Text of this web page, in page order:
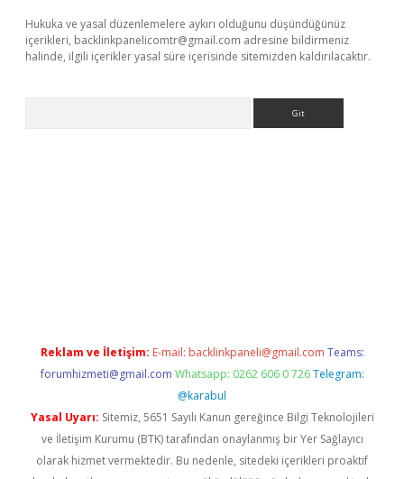
Hukuka ve yasal düzenlemelere aykırı olduğunu düşündüğünüz
içerikleri, backlinkpanelicomtr@gmail.com adresine bildirmeniz
halinde, ilgili içerikler yasal süre içerisinde sitemizden kaldırılacaktır.
Reklam ve İletişim: E-mail: backlinkpaneli@gmail.com Teams:
forumhizmeti@gmail.com Whatsapp: 0262 606 0 726 Telegram:
@karabul
Yasal Uyarı: Sitemiz, 5651 Sayılı Kanun gereğince Bilgi Teknolojileri
ve İletişim Kurumu (BTK) tarafından onaylanmış bir Yer Sağlayıcı
olarak hizmet vermektedir. Bu nedenle, sitedeki içerikleri proaktif